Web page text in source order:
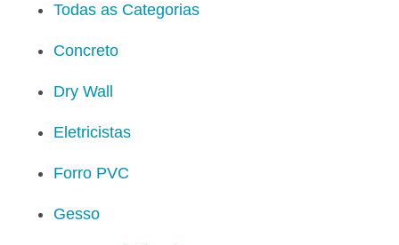
Todas as Categorias
Concreto
Dry Wall
Eletricistas
Forro PVC
Gesso